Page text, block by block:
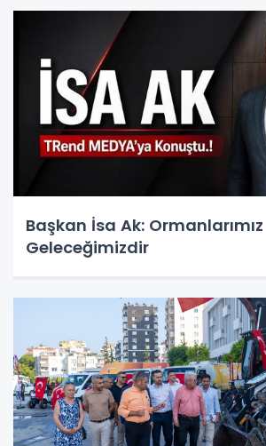
Başkan İsa Ak: Ormanlarımız
Geleceğimizdir